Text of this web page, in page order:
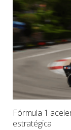
Fórmula 1
estratégica